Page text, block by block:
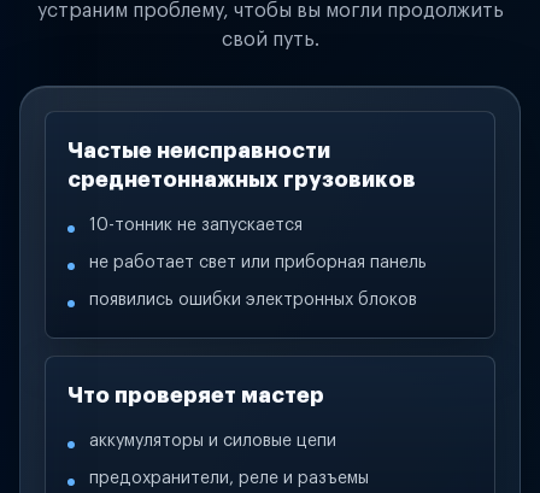
устраним проблему, чтобы вы могли продолжить
свой путь.
Частые неисправности
среднетоннажных грузовиков
10-тонник не запускается
не работает свет или приборная панель
появились ошибки электронных блоков
Что проверяет мастер
аккумуляторы и силовые цепи
предохранители, реле и разъемы